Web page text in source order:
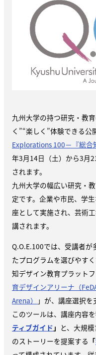
九州大学の持つ研究・教
く”“楽しく”体験できる公
Explorations 100－『総合
年3月14日（土）から3月
されます。
九州大学の幅広い研究・
定です。企業や市民、学
座として実施され、芸術
講されます。
Q.O.E.100では、受講者
たプログラムを選びやす
知デザイン教育プラット
育デザインアリーナ（
Arena） 」が、講座選択を
このツールは、講座内容
ティブガイド 」 と、大規
のストーリーを提案する 「